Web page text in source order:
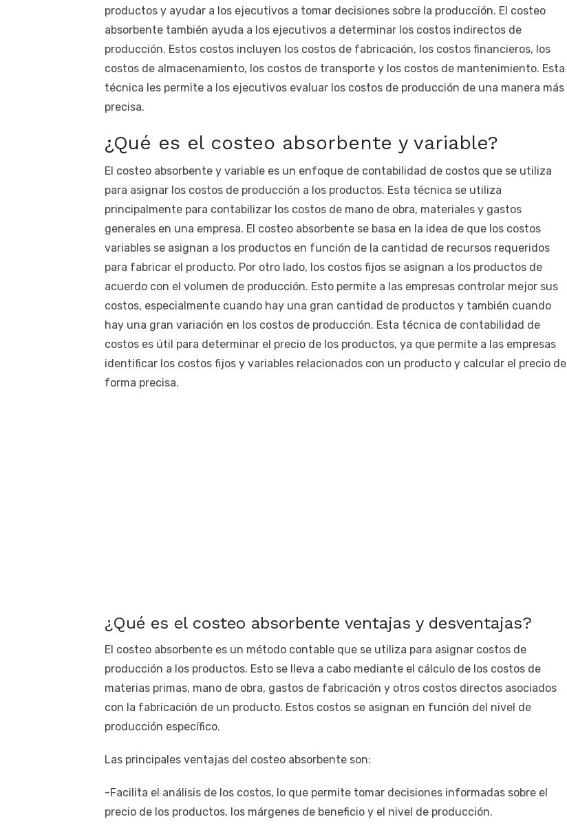
productos y ayudar a los ejecutivos a tomar decisiones sobre la producción. El costeo
absorbente también ayuda a los ejecutivos a determinar los costos indirectos de
producción. Estos costos incluyen los costos de fabricación, los costos financieros, los
costos de almacenamiento, los costos de transporte y los costos de mantenimiento. Esta
técnica les permite a los ejecutivos evaluar los costos de producción de una manera más
precisa.
¿Qué es el costeo absorbente y variable?
El costeo absorbente y variable es un enfoque de contabilidad de costos que se utiliza
para asignar los costos de producción a los productos. Esta técnica se utiliza
principalmente para contabilizar los costos de mano de obra, materiales y gastos
generales en una empresa. El costeo absorbente se basa en la idea de que los costos
variables se asignan a los productos en función de la cantidad de recursos requeridos
para fabricar el producto. Por otro lado, los costos fijos se asignan a los productos de
acuerdo con el volumen de producción. Esto permite a las empresas controlar mejor sus
costos, especialmente cuando hay una gran cantidad de productos y también cuando
hay una gran variación en los costos de producción. Esta técnica de contabilidad de
costos es útil para determinar el precio de los productos, ya que permite a las empresas
identificar los costos fijos y variables relacionados con un producto y calcular el precio de
forma precisa.
¿Qué es el costeo absorbente ventajas y desventajas?
El costeo absorbente es un método contable que se utiliza para asignar costos de
producción a los productos. Esto se lleva a cabo mediante el cálculo de los costos de
materias primas, mano de obra, gastos de fabricación y otros costos directos asociados
con la fabricación de un producto. Estos costos se asignan en función del nivel de
producción específico.
Las principales ventajas del costeo absorbente son:
-Facilita el análisis de los costos, lo que permite tomar decisiones informadas sobre el
precio de los productos, los márgenes de beneficio y el nivel de producción.